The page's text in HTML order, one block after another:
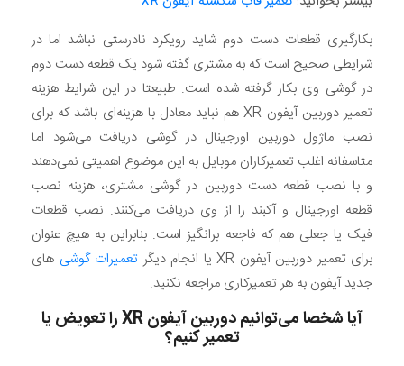
بکارگیری قطعات دست دوم شاید رویکرد نادرستی نباشد اما در
شرایطی صحیح است که به مشتری گفته شود یک قطعه دست دوم
در گوشی وی بکار گرفته شده است. طبیعتا در این شرایط هزینه
تعمیر دوربین آیفون XR هم نباید معادل با هزینه‌ای باشد که برای
نصب ماژول دوربین اورجینال در گوشی دریافت می‌شود اما
متاسفانه اغلب تعمیرکاران موبایل به این موضوع اهمیتی نمی‌دهند
و با نصب قطعه دست دوربین در گوشی مشتری، هزینه نصب
قطعه اورجینال و آکبند را از وی دریافت می‌کنند. نصب قطعات
فیک یا جعلی هم که فاجعه برانگیز است. بنابراین به هیچ عنوان
برای تعمیر دوربین آیفون XR یا انجام دیگر
تعمیرات گوشی های
جدید آیفون به هر تعمیرکاری مراجعه نکنید.
آیا شخصا می‌توانیم دوربین آیفونXRرا تعویض یا
تعمیر کنیم؟